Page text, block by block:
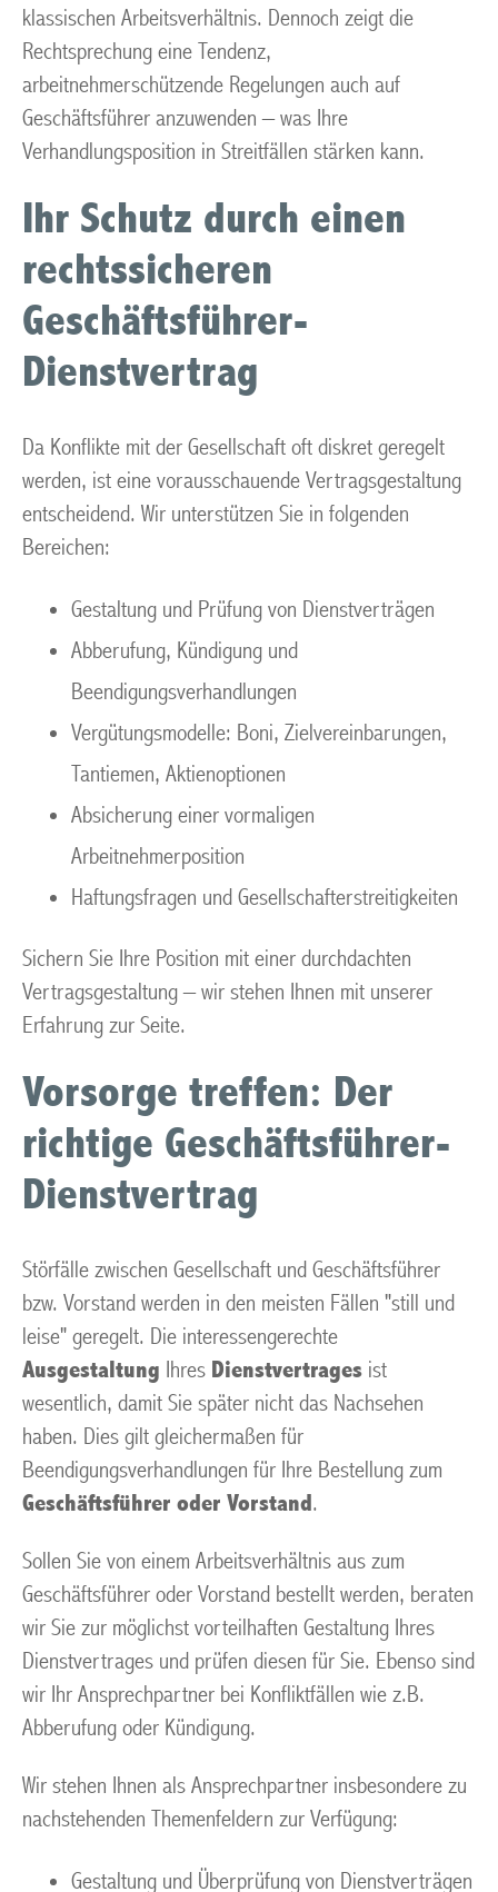
klassischen Arbeitsverhältnis. Dennoch zeigt die
Rechtsprechung eine Tendenz,
arbeitnehmerschützende Regelungen auch auf
Geschäftsführer anzuwenden – was Ihre
Verhandlungsposition in Streitfällen stärken kann.
Ihr Schutz durch einen
rechtssicheren
Geschäftsführer-
Dienstvertrag
Da Konflikte mit der Gesellschaft oft diskret geregelt
werden, ist eine vorausschauende Vertragsgestaltung
entscheidend. Wir unterstützen Sie in folgenden
Bereichen:
Gestaltung und Prüfung von Dienstverträgen
Abberufung, Kündigung und
Beendigungsverhandlungen
Vergütungsmodelle: Boni, Zielvereinbarungen,
Tantiemen, Aktienoptionen
Absicherung einer vormaligen
Arbeitnehmerposition
Haftungsfragen und Gesellschafterstreitigkeiten
Sichern Sie Ihre Position mit einer durchdachten
Vertragsgestaltung – wir stehen Ihnen mit unserer
Erfahrung zur Seite.
Vorsorge treffen: Der
richtige Geschäftsführer-
Dienstvertrag
Störfälle zwischen Gesellschaft und Geschäftsführer
bzw. Vorstand werden in den meisten Fällen "still und
leise" geregelt. Die interessengerechte
Ausgestaltung Ihres Dienstvertrages ist
wesentlich, damit Sie später nicht das Nachsehen
haben. Dies gilt gleichermaßen für
Beendigungsverhandlungen für Ihre Bestellung zum
Geschäftsführer oder Vorstand.
Sollen Sie von einem Arbeitsverhältnis aus zum
Geschäftsführer oder Vorstand bestellt werden, beraten
wir Sie zur möglichst vorteilhaften Gestaltung Ihres
Dienstvertrages und prüfen diesen für Sie. Ebenso sind
wir Ihr Ansprechpartner bei Konfliktfällen wie z.B.
Abberufung oder Kündigung.
Wir stehen Ihnen als Ansprechpartner insbesondere zu
nachstehenden Themenfeldern zur Verfügung:
Gestaltung und Überprüfung von Dienstverträgen